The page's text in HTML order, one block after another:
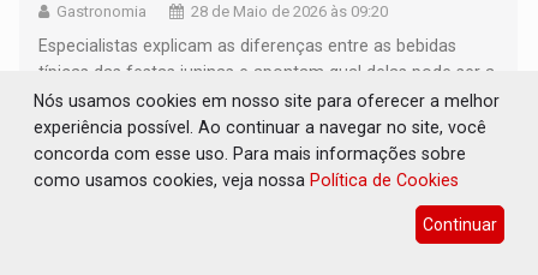
Gastronomia 28 de Maio de 2026 às 09:20
Especialistas explicam as diferenças entre as bebidas
típicas das festas juninas e apontam qual delas pode ser a
melhor opção para evitar exageros
Nós usamos cookies em nosso site para oferecer a melhor
experiência possível. Ao continuar a navegar no site, você
concorda com esse uso. Para mais informações sobre
como usamos cookies, veja nossa Política de Cookies
Continuar